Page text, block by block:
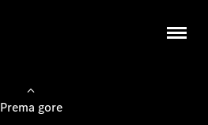
Prema gore